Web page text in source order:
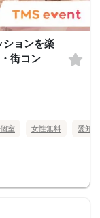
ションを楽
・街コン
個室 女性無料 愛知県